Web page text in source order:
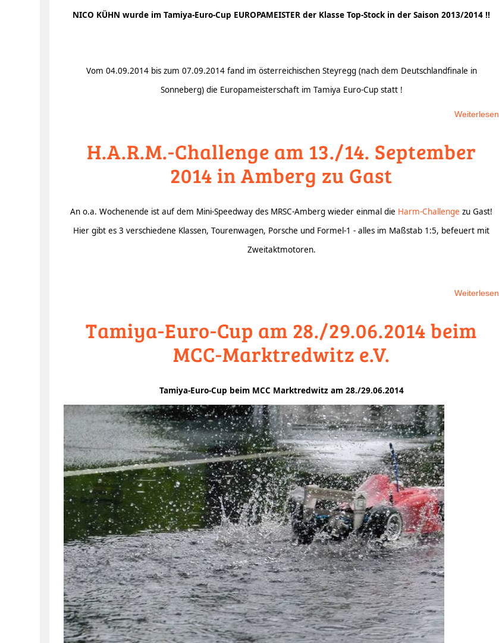
NICO KÜHN wurde im Tamiya-Euro-Cup EUROPAMEISTER der Klasse Top-Stock in der Saison 2013/2014 !!
Vom 04.09.2014 bis zum 07.09.2014 fand im österreichischen Steyregg (nach dem Deutschlandfinale in
Sonneberg) die Europameisterschaft im Tamiya Euro-Cup statt !
Weiterlesen
H.A.R.M.-Challenge am 13./14. September
2014 in Amberg zu Gast
An o.a. Wochenende ist auf dem Mini-Speedway des MRSC-Amberg wieder einmal die Harm-Challenge zu Gast!
Hier gibt es 3 verschiedene Klassen, Tourenwagen, Porsche und Formel-1 - alles im Maßstab 1:5, befeuert mit
Zweitaktmotoren.
Weiterlesen
Tamiya-Euro-Cup am 28./29.06.2014 beim
MCC-Marktredwitz e.V.
Tamiya-Euro-Cup beim MCC Marktredwitz am 28./29.06.2014